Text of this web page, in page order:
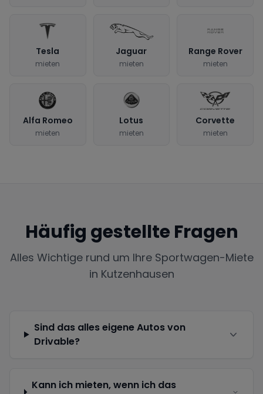
Tesla
mieten
Jaguar
mieten
Range Rover
mieten
Alfa Romeo
mieten
Lotus
mieten
Corvette
mieten
Häufig gestellte Fragen
Alles Wichtige rund um Ihre Sportwagen-Miete
in Kutzenhausen
Sind das alles eigene Autos von
Drivable?
Kann ich mieten, wenn ich das